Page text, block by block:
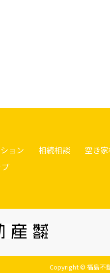
ョン 相続相談 空き
Copyright © 福島不